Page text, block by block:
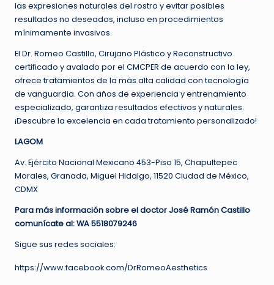
las expresiones naturales del rostro y evitar posibles
resultados no deseados, incluso en procedimientos
mínimamente invasivos.
El Dr. Romeo Castillo, Cirujano Plástico y Reconstructivo
certificado y avalado por el CMCPER de acuerdo con la ley,
ofrece tratamientos de la más alta calidad con tecnología
de vanguardia. Con años de experiencia y entrenamiento
especializado, garantiza resultados efectivos y naturales.
¡Descubre la excelencia en cada tratamiento personalizado!
LAGOM
Av. Ejército Nacional Mexicano 453-Piso 15, Chapultepec
Morales, Granada, Miguel Hidalgo, 11520 Ciudad de México,
CDMX
Para más información sobre el doctor José Ramón Castillo
comunícate al: WA 5518079246
Sigue sus redes sociales:
https://www.facebook.com/DrRomeoAesthetics